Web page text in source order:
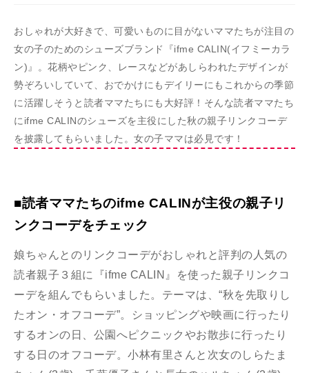
おしゃれが大好きで、可愛いものに目がないママたちが注目の
女の子のためのシューズブランド『ifme CALIN(イフミーカラ
ン)』。花柄やピンク、レースなどがあしらわれたデザインが
勢ぞろいしていて、おでかけにもデイリーにもこれからの季節
に活躍しそうと読者ママたちにも大好評！そんな読者ママたち
にifme CALINのシューズを主役にした秋の親子リンクコーデ
を披露してもらいました。女の子ママは必見です！
■読者ママたちのifme CALINが主役の親子リ
ンクコーデをチェック
娘ちゃんとのリンクコーデがおしゃれと評判の人気の
読者親子３組に『ifme CALIN』を使った親子リンクコ
ーデを組んでもらいました。テーマは、“秋を先取りし
たオン・オフコーデ”。ショッピングや映画に行ったり
するオンの日、公園へピクニックやお散歩に行ったり
する日のオフコーデ。小林有里さんと次女のしらたま